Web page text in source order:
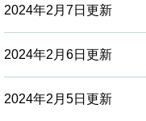
2024年2月7日更新
2024年2月6日更新
2024年2月5日更新